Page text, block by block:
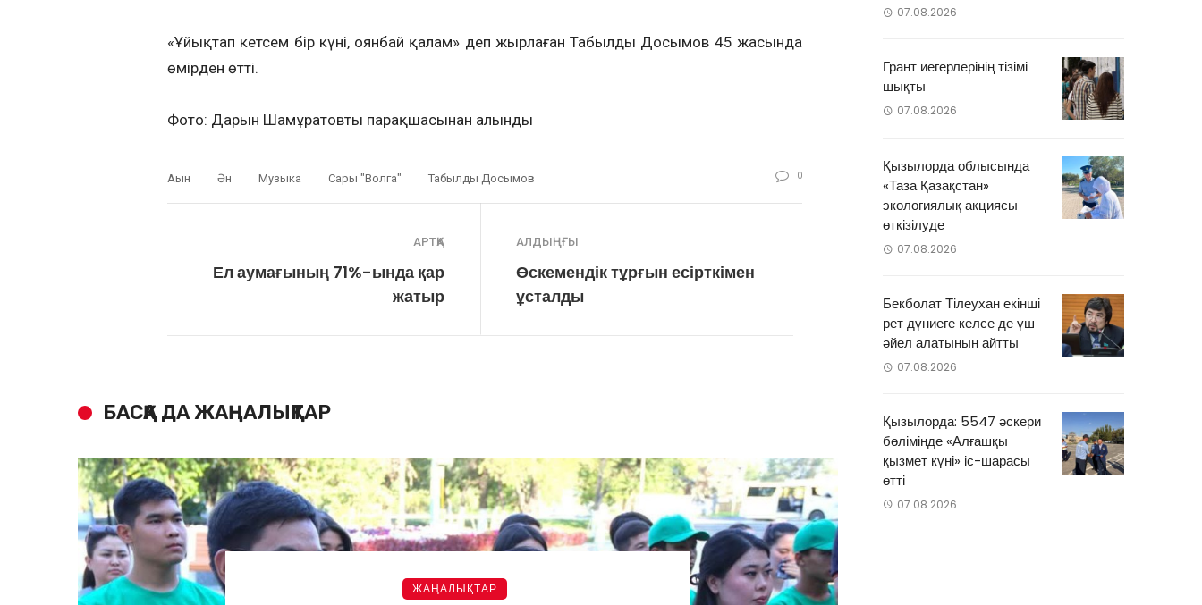
«Ұйықтап кетсем бір күні, оянбай қалам» деп жырлаған Табылды Досымов 45 жасында
өмірден өтті.
Фото: Дарын Шамұратовтың парақшасынан алынды
Ақын Ән Музыка Сары "Волга" Табылды Досымов 0
АРТҚА
Ел аумағының 71%-ында қар
жатыр
АЛДЫҢҒЫ
Өскемендік тұрғын есірткімен
ұсталды
БАСҚА ДА ЖАҢАЛЫҚТАР
ЖАҢАЛЫҚТАР
07.08.2026
Грант иегерлерінің тізімі
шықты
07.08.2026
Қызылорда облысында
«Таза Қазақстан»
экологиялық акциясы
өткізілуде
07.08.2026
Бекболат Тілеухан екінші
рет дүниеге келсе де үш
әйел алатынын айтты
07.08.2026
Қызылорда: 5547 әскери
бөлімінде «Алғашқы
қызмет күні» іс-шарасы
өтті
07.08.2026